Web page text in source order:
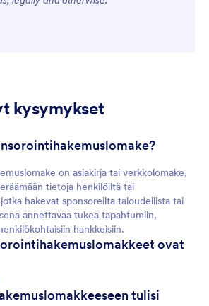
kysymykset
on asiakirja tai verkkolomake,
tietoja henkilöiltä tai
hakevat sponsoreilta taloudellista tai
annettavaa tukea tapahtumiin,
hankkeisiin.
ovat
tulisi